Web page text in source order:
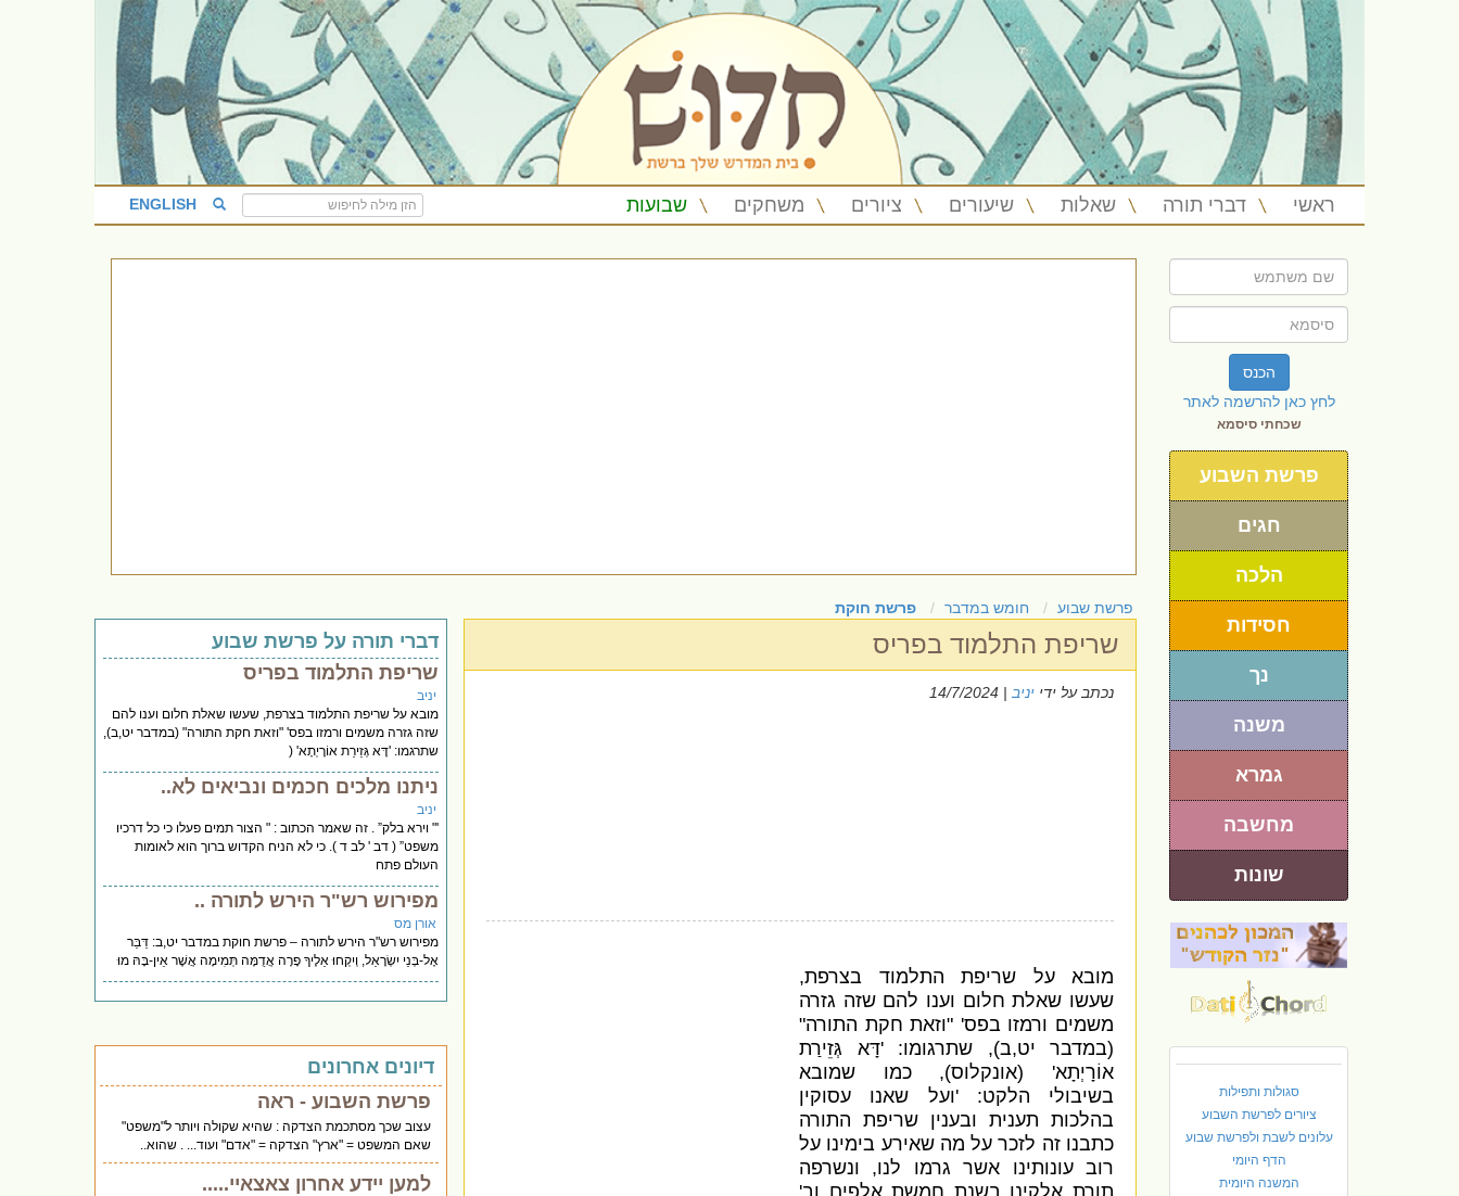
ראשי דברי תורה שאלות שיעורים ציורים משחקים שבועות ENGLISH
הכנס
לחץ כאן להרשמה לאתר
שכחתי סיסמא
פרשת השבוע
חגים
הלכה
חסידות
נך
משנה
גמרא
מחשבה
שונות
סגולות ותפילות
ציורים לפרשת השבוע
עלונים לשבת ולפרשת שבוע
הדף היומי
המשנה היומית
פרשת שבוע חומש במדבר פרשת חוקת
שריפת התלמוד בפריס
נכתב על ידי יניב | 14/7/2024
מובא על שריפת התלמוד בצרפת,
שעשו שאלת חלום וענו להם שזה גזרה
משמים ורמזו בפס' "וזאת חקת התורה"
(במדבר יט,ב), שתרגומו: 'דָּא גְּזֵירַת
אוֹרָיְתָא' (אונקלוס),כמו שמובא
בשיבולי הלקט: 'ועל שאנו עסוקין
בהלכות תענית ובענין שריפת התורה
כתבנו זה לזכר על מה שאירע בימינו על
רוב עונותינו אשר גרמו לנו, ונשרפה
תורת אלקינו בשנת חמשת אלפים וב'
דברי תורה על פרשת שבוע
שריפת התלמוד בפריס
יניב
מובא על שריפת התלמוד בצרפת, שעשו שאלת חלום וענו להם
שזה גזרה משמים ורמזו בפס' "וזאת חקת התורה" (במדבר יט,ב),
שתרגמו: 'דָּא גְּזֵירַת אוֹרָיְתָא' (
ניתנו מלכים חכמים ונביאים לא..
יניב
'" וירא בלק” . זה שאמר הכתוב : " הצור תמים פעלו כי כל דרכיו
משפט” ( דב ' לב ד ). כי לא הניח הקדוש ברוך הוא לאומות
העולם פתח
מפירוש רש"ר הירש לתורה ..
אורן מס
מפירוש רש"ר הירש לתורה – פרשת חוקת במדבר יט,ב: דַּבֵּר
אֶל-בְּנֵי יִשְׂרָאֵל, וְיִקְחוּ אֵלֶיךָ פָרָה אֲדֻמָּה תְּמִימָה אֲשֶׁר אֵין-בָּהּ מוּ
דיונים אחרונים
פרשת השבוע - ראה
עצוב שכך מסתכמת הצדקה : שהיא שקולה ויותר ל"משפט"
שאם המשפט = "ארץ" הצדקה = "אדם" ועוד... . שהוא..
למען יידע אחרון צאצאיי.....